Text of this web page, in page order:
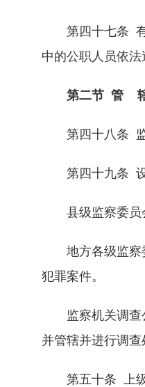
第四十七条 有
中的公职人员依法
第二节 管
第四十八条 监
第四十九条 设
县级监察委员会
地方各级监察委
犯罪案件。
监察机关调查公
并管辖并进行调
第五十条 上级